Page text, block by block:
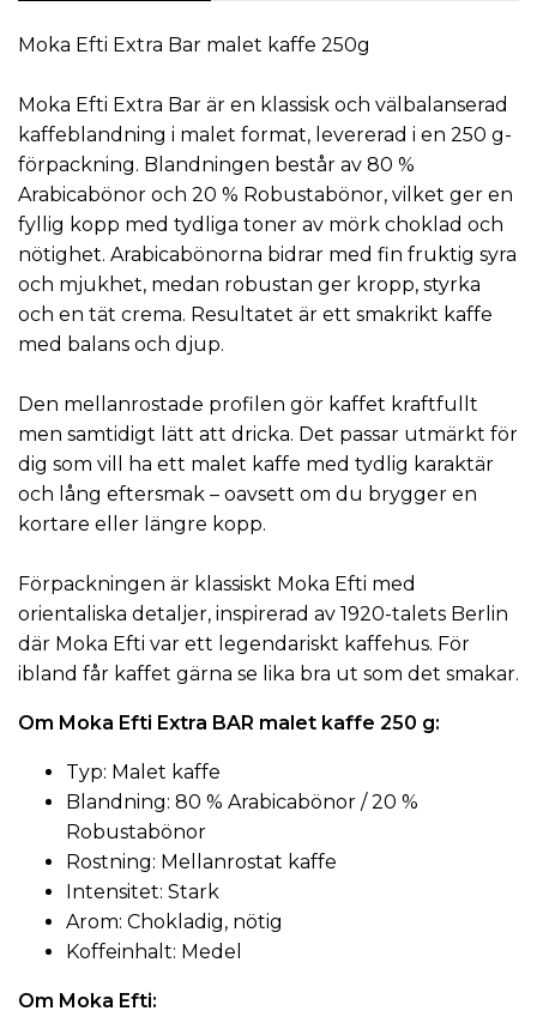
Moka Efti Extra Bar malet kaffe 250g
Moka Efti Extra Bar är en klassisk och välbalanserad
kaffeblandning i malet format, levererad i en 250 g-
förpackning. Blandningen består av 80 %
Arabicabönor och 20 % Robustabönor, vilket ger en
fyllig kopp med tydliga toner av mörk choklad och
nötighet. Arabicabönorna bidrar med fin fruktig syra
och mjukhet, medan robustan ger kropp, styrka
och en tät crema. Resultatet är ett smakrikt kaffe
med balans och djup.
Den mellanrostade profilen gör kaffet kraftfullt
men samtidigt lätt att dricka. Det passar utmärkt för
dig som vill ha ett malet kaffe med tydlig karaktär
och lång eftersmak – oavsett om du brygger en
kortare eller längre kopp.
Förpackningen är klassiskt Moka Efti med
orientaliska detaljer, inspirerad av 1920-talets Berlin
där Moka Efti var ett legendariskt kaffehus. För
ibland får kaffet gärna se lika bra ut som det smakar.
Om Moka Efti Extra BAR malet kaffe 250 g:
Typ: Malet kaffe
Blandning: 80 % Arabicabönor / 20 %
Robustabönor
Rostning: Mellanrostat kaffe
Intensitet: Stark
Arom: Chokladig, nötig
Koffeinhalt: Medel
Om Moka Efti: